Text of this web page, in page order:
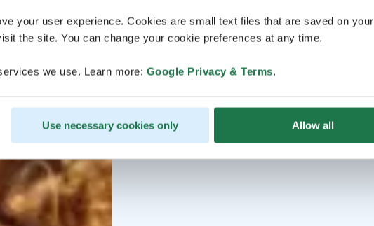
your user experience. Cookies are small text files that are saved on your
the site. You can change your cookie preferences at any time.
we use. Learn more: Google Privacy & Terms.
Use necessary cookies only Allow all